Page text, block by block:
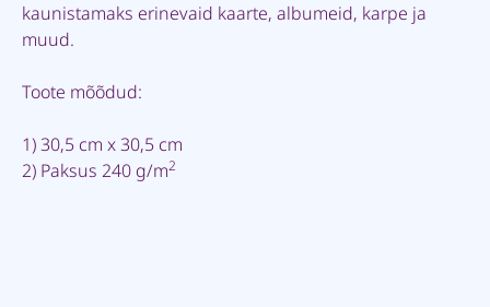
kaunistamaks erinevaid kaarte, albumeid, karpe ja
muud.
Toote mõõdud:
1) 30,5 cm x 30,5 cm
2) Paksus 240 g/m2